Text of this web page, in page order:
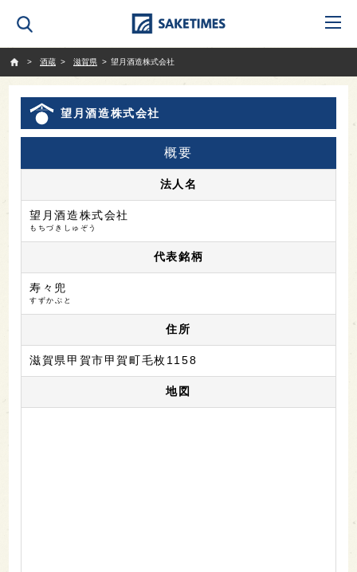
酒蔵
滋賀県 望月酒造株式会社
望月酒造株式会社
概要
法人名
望月酒造株式会社
もちづきしゅぞう
代表銘柄
寿々兜
すずかぶと
住所
滋賀県甲賀市甲賀町毛枚1158
地図